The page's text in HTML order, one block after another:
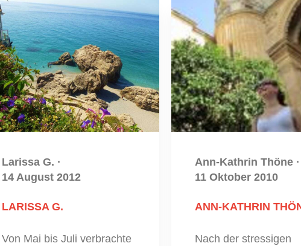
Larissa G. ·
14 August 2012
LARISSA G.
Von Mai bis Juli verbrachte
Ann-Kathrin Thöne ·
11 Oktober 2010
ANN-KATHRIN
Nach der stressigen